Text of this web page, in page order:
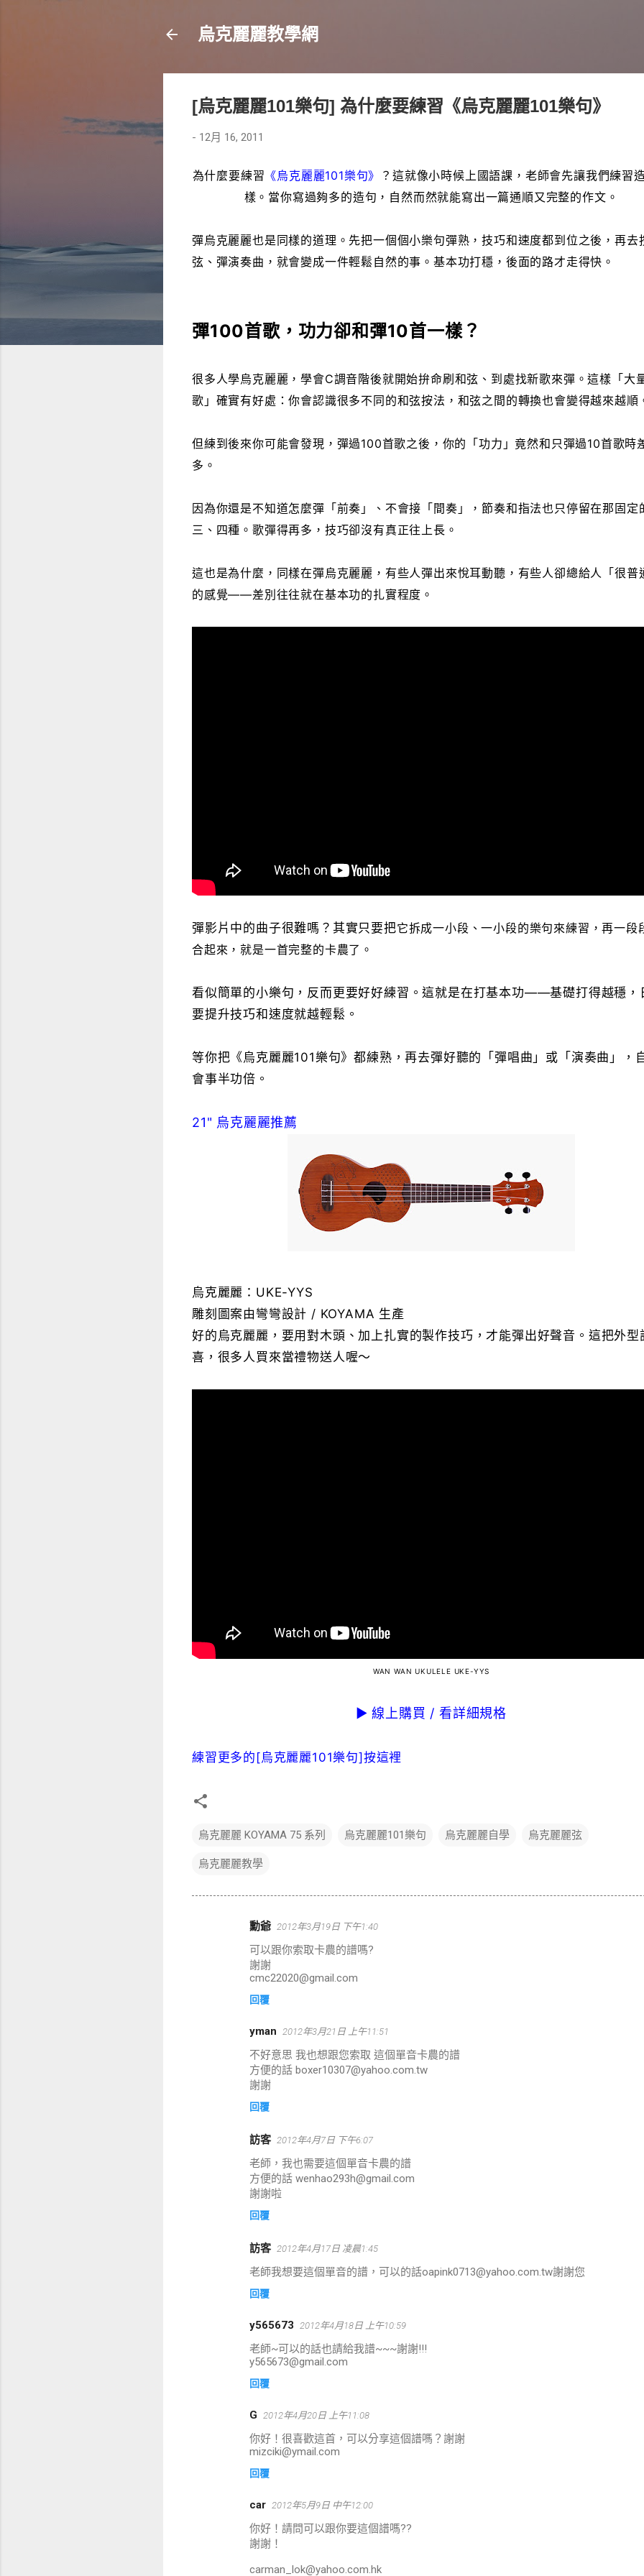
烏克麗麗教學網
[烏克麗麗101樂句] 為什麼要練習《烏克麗麗101樂句》
- 12月 16, 2011
為什麼要練習 《烏克麗麗101樂句》
？這就像小時候上國語課，老師會先讓我們練習
樣。當你寫過夠多的造句，自然而然就能寫出一篇通順又完整的作文。
彈烏克麗麗也是同樣的道理。先把一個個小樂句彈熟，技巧和速度都到位之後，再去
弦、彈演奏曲，就會變成一件輕鬆自然的事。基本功打穩，後面的路才走得快。
彈100首歌，功力卻和彈10首一樣？
很多人學烏克麗麗，學會C調音階後就開始拚命刷和弦、到處找新歌來彈。這樣「大
歌」確實有好處：你會認識很多不同的和弦按法，和弦之間的轉換也會變得越來越順
但練到後來你可能會發現，彈過100首歌之後，你的「功力」竟然和只彈過10首歌時
多。
因為你還是不知道怎麼彈「前奏」、不會接「間奏」，節奏和指法也只停留在那固定
三、四種。歌彈得再多，技巧卻沒有真正往上長。
這也是為什麼，同樣在彈烏克麗麗，有些人彈出來悅耳動聽，有些人卻總給人「很普
的感覺——差別往往就在基本功的扎實程度。
彈影片中的曲子很難嗎？其實只要把它拆成一小段、一小段的樂句來練習，再一段
合起來，就是一首完整的卡農了。
看似簡單的小樂句，反而更要好好練習。這就是在打基本功——基礎打得越穩，
要提升技巧和速度就越輕鬆。
等你把《烏克麗麗101樂句》都練熟，再去彈好聽的「彈唱曲」或「演奏曲」，
會事半功倍。
21" 烏克麗麗推薦
烏克麗麗：UKE-YYS
雕刻圖案由彎彎設計 / KOYAMA 生產
好的烏克麗麗，要用對木頭、加上扎實的製作技巧，才能彈出好聲音。這把外型
喜，很多人買來當禮物送人喔～
WAN WAN UKULELE UKE-YYS
▶ 線上購買 / 看詳細規格
練習更多的[烏克麗麗101樂句]按這裡
烏克麗麗 KOYAMA 75 系列 烏克麗麗101樂句 烏克麗麗自學 烏克麗麗弦
烏克麗麗教學
勳爺 2012年3月19日 下午1:40
可以跟你索取卡農的譜嗎?
謝謝
cmc22020@gmail.com
回覆
yman 2012年3月21日 上午11:51
不好意思 我也想跟您索取 這個單音卡農的譜
方便的話 boxer10307@yahoo.com.tw
謝謝
回覆
訪客 2012年4月7日 下午6:07
老師，我也需要這個單音卡農的譜
方便的話 wenhao293h@gmail.com
謝謝啦
回覆
訪客 2012年4月17日 凌晨1:45
老師我想要這個單音的譜，可以的話oapink0713@yahoo.com.tw謝謝您
回覆
y565673 2012年4月18日 上午10:59
老師~可以的話也請給我譜~~~謝謝!!!
y565673@gmail.com
回覆
G 2012年4月20日 上午11:08
你好！很喜歡這首，可以分享這個譜嗎？謝謝
mizciki@ymail.com
回覆
car 2012年5月9日 中午12:00
你好！請問可以跟你要這個譜嗎??
謝謝！
carman_lok@yahoo.com.hk